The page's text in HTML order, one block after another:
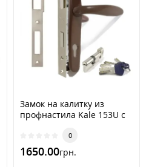
Замок на калитку из
профнастила Kale 153U с
коричневый] (комплект)
0
1650.00грн.